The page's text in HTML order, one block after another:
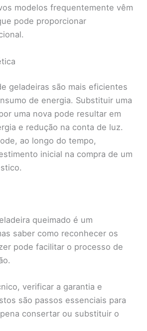
modelos frequentemente vêm
pode proporcionar
geladeiras são mais eficientes
de energia. Substituir uma
uma nova pode resultar em
e redução na conta de luz.
ao longo do tempo,
inicial na compra de um
queimado é um
saber como reconhecer os
pode facilitar o processo de
verificar a garantia e
são passos essenciais para
consertar ou substituir o